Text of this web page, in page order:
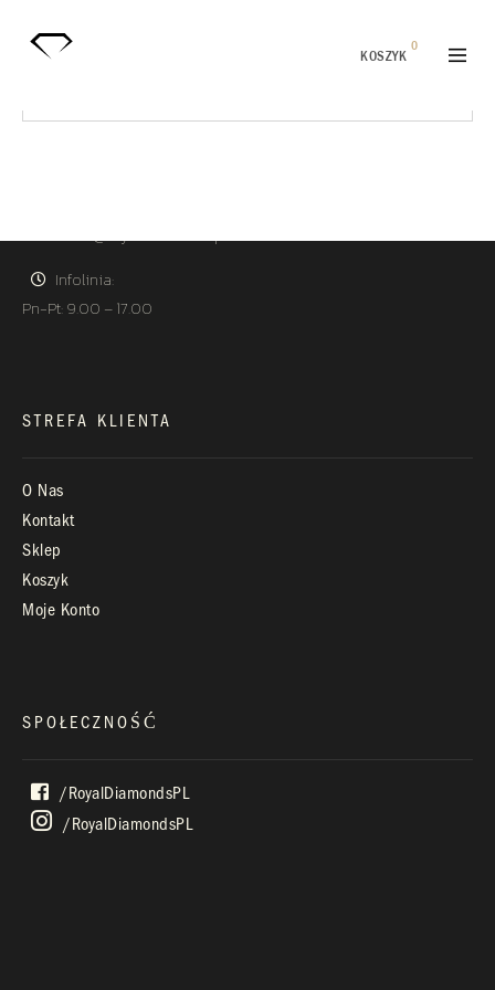
KOSZYK
0
biuro@royaldiamonds.pl
Infolinia:
Pn-Pt: 9.00 – 17.00
STREFA KLIENTA
O Nas
Kontakt
Sklep
Koszyk
Moje Konto
SPOŁECZNOŚĆ
/royalDiamondsPL
/royalDiamondsPL